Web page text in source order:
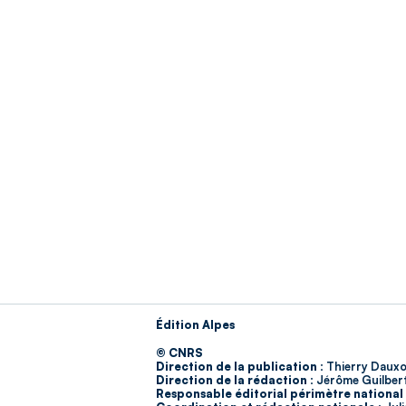
Édition Alpes
© CNRS
Direction de la publication : Thierry
Direction de la rédaction : Jérôme
Responsable éditorial périmètre national